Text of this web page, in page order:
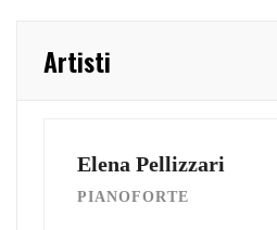
Artisti
Elena Pellizzari
PIANOFORTE